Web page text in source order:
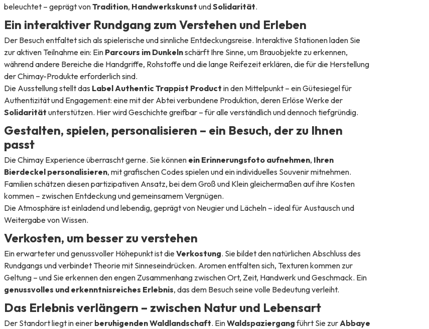
beleuchtet – geprägt vonTradition, Handwerkskunst undSolidarität.
Ein interaktiver Rundgang zum Verstehen und Erleben
Der Besuch entfaltet sich als spielerische und sinnliche Entdeckungsreise. Interaktive Stationen laden Sie
zur aktiven Teilnahme ein: Ein Parcours im Dunkelnschärft Ihre Sinne, um Brauobjekte zu erkennen,
während andere Bereiche die Handgriffe, Rohstoffe und die lange Reifezeit erklären, die für die Herstellung
der Chimay-Produkte erforderlich sind.
Die Ausstellung stellt das Label Authentic Trappist Product in den Mittelpunkt – ein Gütesiegel für
Authentizität und Engagement: eine mit der Abtei verbundene Produktion, deren Erlöse Werke der
Solidarität unterstützen. Hier wird Geschichte greifbar – für alle verständlich und dennoch tiefgründig.
Gestalten, spielen, personalisieren – ein Besuch, der zu Ihnen
passt
Die Chimay Experience überrascht gerne. Sie können ein Erinnerungsfoto aufnehmen, Ihren
Bierdeckel personalisieren, mit grafischen Codes spielen und ein individuelles Souvenir mitnehmen.
Familien schätzen diesen partizipativen Ansatz, bei dem Groß und Klein gleichermaßen auf ihre Kosten
kommen – zwischen Entdeckung und gemeinsamem Vergnügen.
Die Atmosphäre ist einladend und lebendig, geprägt von Neugier und Lächeln – ideal für Austausch und
Weitergabe von Wissen.
Verkosten, um besser zu verstehen
Ein erwarteter und genussvoller Höhepunkt ist dieVerkostung. Sie bildet den natürlichen Abschluss des
Rundgangs und verbindet Theorie mit Sinneseindrücken. Aromen entfalten sich, Texturen kommen zur
Geltung – und Sie erkennen den engen Zusammenhang zwischen Ort, Zeit, Handwerk und Geschmack. Ein
genussvolles und erkenntnisreiches Erlebnis, das dem Besuch seine volle Bedeutung verleiht.
Das Erlebnis verlängern – zwischen Natur und Lebensart
Der Standort liegt in einer beruhigenden Waldlandschaft. EinWaldspaziergangführt Sie zur Abbaye